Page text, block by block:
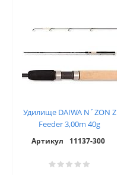
Удилище DAIWA N´ZON Z
Feeder 3,00m 40g
Артикул 11137-300